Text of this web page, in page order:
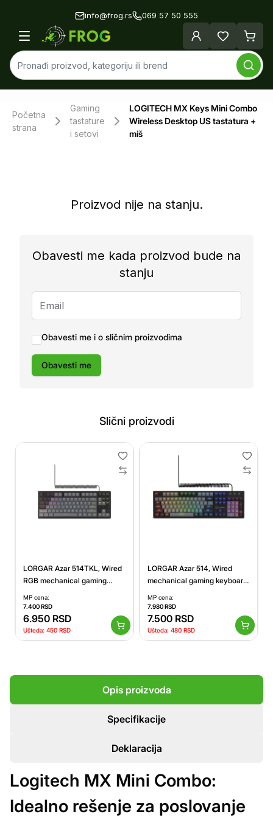
info@frog.rs 069 57 50 555
Početna
strana
Gaming
tastature
i setovi
LOGITECH MX Keys Mini Combo
Wireless Desktop US tastatura +
miš
Proizvod nije na stanju.
Obavesti me kada proizvod bude na
stanju
Obavesti me i o sličnim proizvodima
Obavesti me
Slični proizvodi
LORGAR Azar 514TKL, Wired
RGB mechanical gaming
keyboard, black, EN layout
MP cena:
7.400RSD
6.950 RSD
Ušteda: 450 RSD
LORGAR Azar 514, Wired
mechanical gaming keyboard,
RGB backlight, 1680000
colour variations, 18 modes,
keys number: 104, 50M clicks,
linear dream switches, spring
cable up to 3.4m, ABS
1.17kg, black, EN layout
MP cena:
7.980RSD
7.500 RSD
Ušteda: 480 RSD
Opis proizvoda
Specifikacije
Deklaracija
Logitech MX Mini Combo:
Idealno rešenje za poslovanje